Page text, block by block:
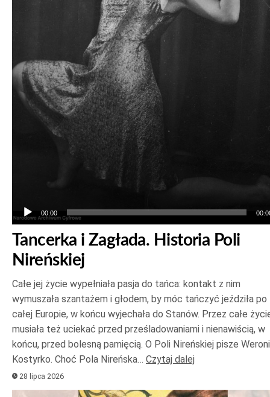
00:00
Tancerka i Zagłada. Historia Poli
Nireńskiej
Całe jej życie wypełniała pasja do tańca: kontakt z nim
wymuszała szantażem i głodem, by móc tańczyć jeździła po
całej Europie, w końcu wyjechała do Stanów. Przez całe
musiała też uciekać przed prześladowaniami i nienawiścią, w
końcu, przed bolesną pamięcią. O Poli Nireńskiej pisze
Kostyrko. Choć Pola Nireńska… Czytaj dalej
28 lipca 2026